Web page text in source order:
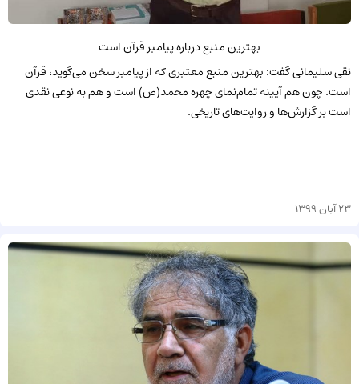
بهترین منبع درباره پیامبر قرآن است
نقی سلیمانی گفت: بهترین منبع معتبری که از پیامبر سخن می‌گوید، قرآن
است. چون هم آیینه تمام‌نمای چهره محمد(ص) است و هم به نوعی نقدی
است بر گزارش‌ها و روایت‌های تاریخی.
23 آبان 1399